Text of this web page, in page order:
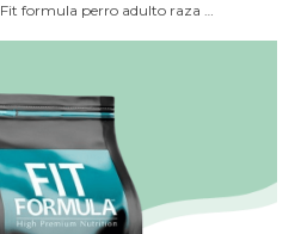
Fit formula perro adulto raza pequeñas 10 kg